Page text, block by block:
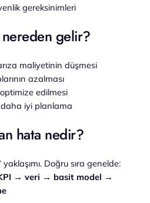
gereksinimleri
gelir?
maliyetinin düşmesi
azalması
edilmesi
daha iyi planlama
hata nedir?
Doğru sıra genelde:
→ veri → basit model →